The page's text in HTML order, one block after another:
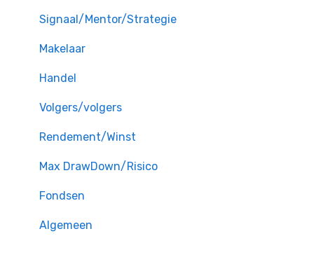
Signaal/Mentor/Strategie
Makelaar
Handel
Volgers/volgers
Rendement/Winst
Max DrawDown/Risico
Fondsen
Algemeen